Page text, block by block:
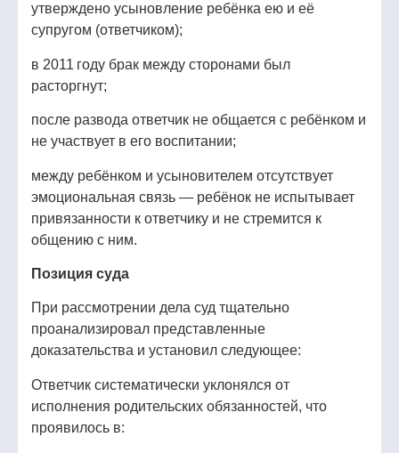
утверждено усыновление ребёнка ею и её
супругом (ответчиком);
в 2011 году брак между сторонами был
расторгнут;
после развода ответчик не общается с ребёнком и
не участвует в его воспитании;
между ребёнком и усыновителем отсутствует
эмоциональная связь — ребёнок не испытывает
привязанности к ответчику и не стремится к
общению с ним.
Позиция суда
При рассмотрении дела суд тщательно
проанализировал представленные
доказательства и установил следующее:
Ответчик систематически уклонялся от
исполнения родительских обязанностей, что
проявилось в: